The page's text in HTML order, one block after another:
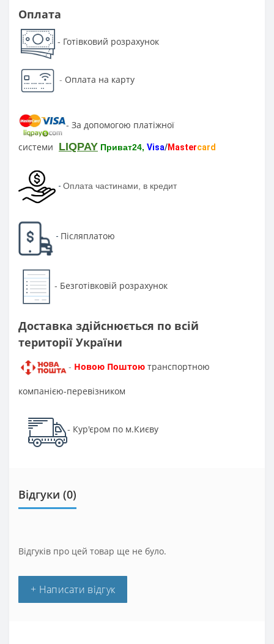
Оплата
- Готівковий розрахунок
- Оплата на карту
- За допомогою платіжної
системи LIQPAY Приват24, Visa/Mastercard
- Оплата частинами, в кредит
- Післяплатою
- Безготівковій розрахунок
Доставка здійснюється по всій
території України
- Новою Поштою транспортною
компанією-перевізником
- Кур'єром по м.Києву
Відгуки (0)
Відгуків про цей товар ще не було.
+ Написати відгук